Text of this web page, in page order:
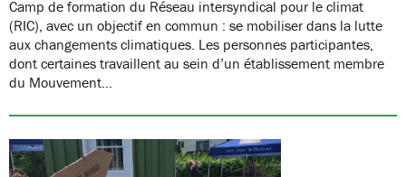
Camp de formation du Réseau intersyndical pour le climat
(RIC), avec un objectif en commun : se mobiliser dans la lutte
aux changements climatiques. Les personnes participantes,
dont certaines travaillent au sein d’un établissement membre
du Mouvement…